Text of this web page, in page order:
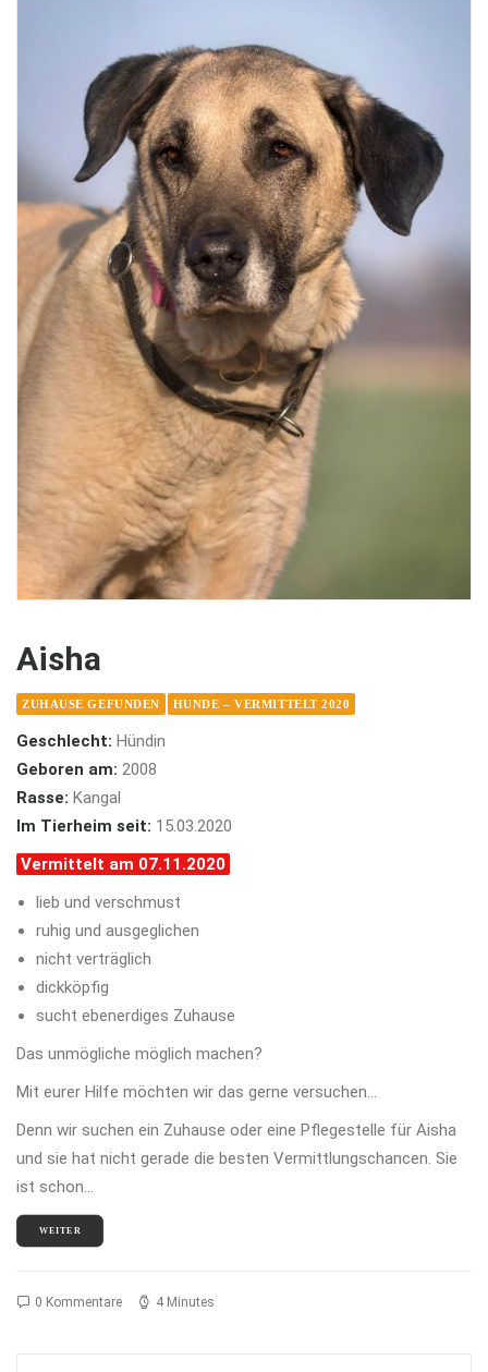
Aisha
ZUHAUSE GEFUNDEN HUNDE – VERMITTELT 2020
Geschlecht: Hündin
Geboren am: 2008
Rasse: Kangal
Im Tierheim seit: 15.03.2020
Vermittelt am 07.11.2020
lieb und verschmust
ruhig und ausgeglichen
nicht verträglich
dickköpfig
sucht ebenerdiges Zuhause
Das unmögliche möglich machen?
Mit eurer Hilfe möchten wir das gerne versuchen…
Denn wir suchen ein Zuhause oder eine Pflegestelle für Aisha
und sie hat nicht gerade die besten Vermittlungschancen. Sie
ist schon…
WEITER
0 Kommentare 4 Minutes